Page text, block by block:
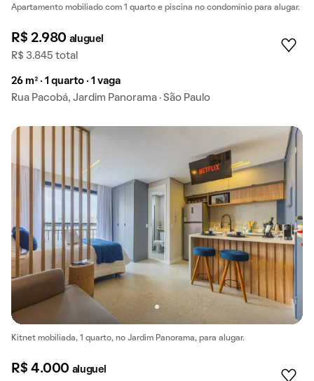
Apartamento mobiliado com 1 quarto e piscina no condomínio para alugar.
R$ 2.980 aluguel
R$ 3.845 total
26 m² · 1 quarto · 1 vaga
Rua Pacobá, Jardim Panorama · São Paulo
Kitnet mobiliada, 1 quarto, no Jardim Panorama, para alugar.
R$ 4.000 aluguel